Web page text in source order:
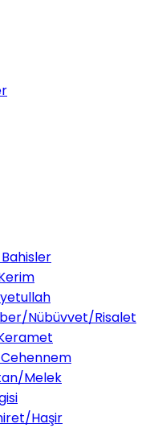
Nübüvvet/Risalet
Melek
Haşir